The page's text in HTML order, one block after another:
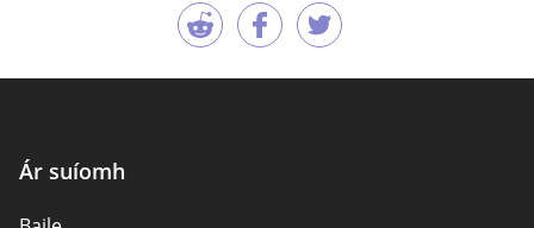
Ár suíomh